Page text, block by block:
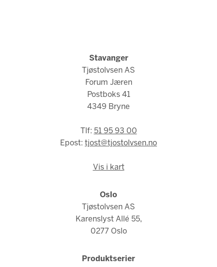
Stavanger
Tjøstolvsen AS
Forum Jæren
Postboks 41
4349 Bryne
Tlf: 51 95 93 00
Epost: tjost@tjostolvsen.no
Vis i kart
Oslo
Tjøstolvsen AS
Karenslyst Allé 55,
0277 Oslo
Produktserier